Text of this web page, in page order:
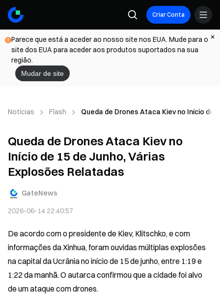
Criar Conta
Parece que está a aceder ao nosso site nos EUA. Mude para o
site dos EUA para aceder aos produtos suportados na sua
região.
Mudar de site
Notícias Flash Queda de Drones Ataca Kiev no Início de
Queda de Drones Ataca Kiev no
Início de 15 de Junho, Várias
Explosões Relatadas
GateNews
2026-06-14 22:40:57
De acordo com o presidente de Kiev, Klitschko, e com
informações da Xinhua, foram ouvidas múltiplas explosões
na capital da Ucrânia no início de 15 de junho, entre 1:19 e
1:22 da manhã. O autarca confirmou que a cidade foi alvo
de um ataque com drones.